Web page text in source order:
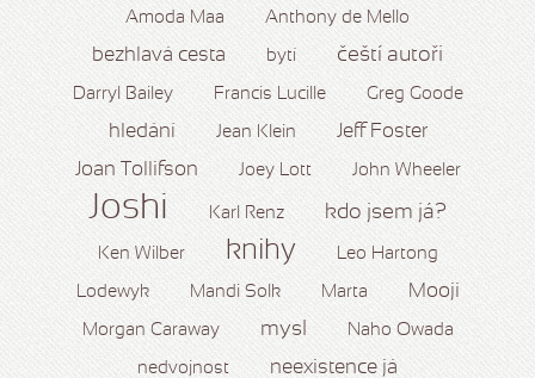
Amoda Maa Anthony de Mello
bezhlavá cesta bytí čeští autoři
Darryl Bailey Francis Lucille Greg Goode
hledání Jean Klein Jeff Foster
Joan Tollifson Joey Lott John Wheeler
Joshi Karl Renz kdo jsem já?
Ken Wilber knihy Leo Hartong
Lodewyk Mandi Solk Marta Mooji
Morgan Caraway mysl Naho Owada
nedvojnost neexistence já